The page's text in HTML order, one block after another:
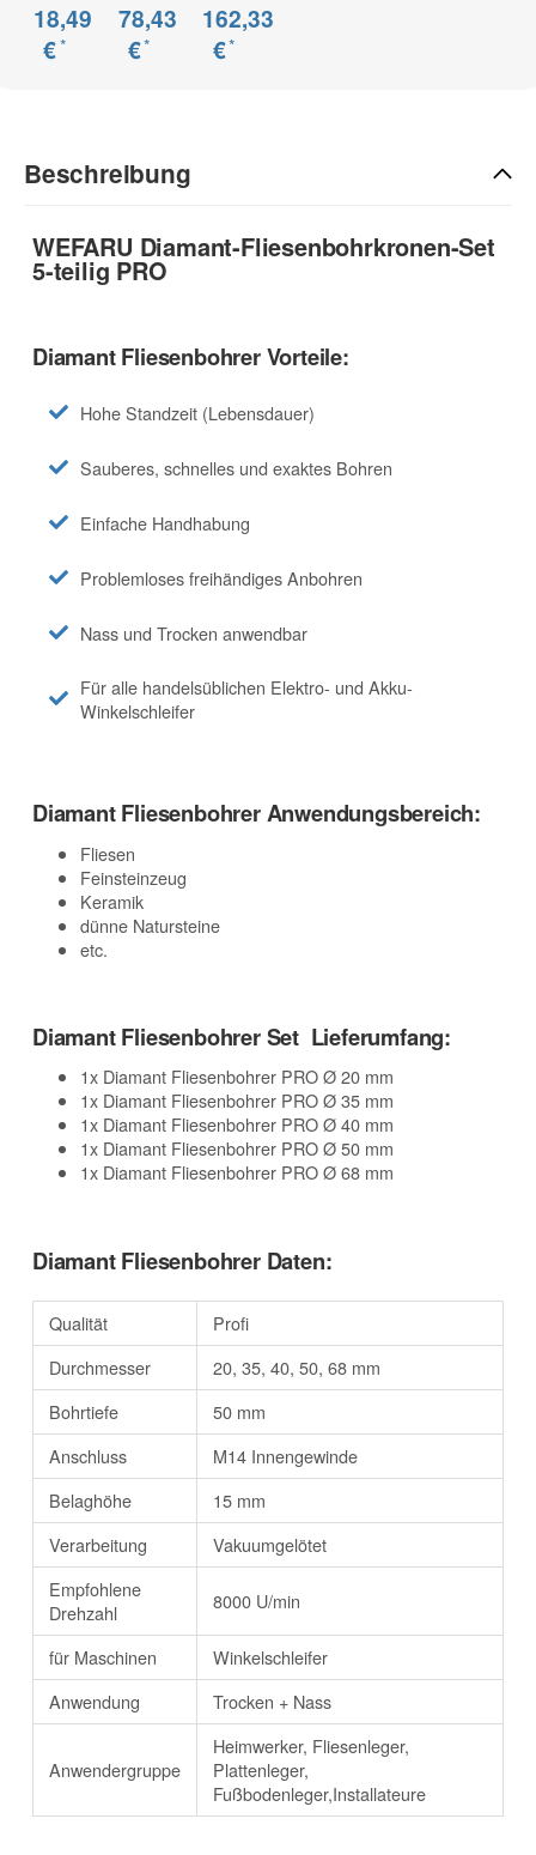
18,49
€*
78,43
€*
162,33
€*
Beschreibung
WEFARU Diamant-Fliesenbohrkronen-Set
5-teilig PRO
Diamant Fliesenbohrer Vorteile:
Hohe Standzeit (Lebensdauer)
Sauberes, schnelles und exaktes Bohren
Einfache Handhabung
Problemloses freihändiges Anbohren
Nass und Trocken anwendbar
Für alle handelsüblichen Elektro- und Akku-
Winkelschleifer
Diamant Fliesenbohrer Anwendungsbereich:
Fliesen
Feinsteinzeug
Keramik
dünne Natursteine
etc.
Diamant Fliesenbohrer Set Lieferumfang:
1x Diamant Fliesenbohrer PRO Ø 20 mm
1x Diamant Fliesenbohrer PRO Ø 35 mm
1x Diamant Fliesenbohrer PRO Ø 40 mm
1x Diamant Fliesenbohrer PRO Ø 50 mm
1x Diamant Fliesenbohrer PRO Ø 68 mm
Diamant Fliesenbohrer Daten:
Qualität
Profi
Durchmesser
20, 35, 40, 50, 68 mm
Bohrtiefe
50 mm
Anschluss
M14 Innengewinde
Belaghöhe
15 mm
Verarbeitung
Vakuumgelötet
Empfohlene
Drehzahl
8000 U/min
für Maschinen
Winkelschleifer
Anwendung
Trocken + Nass
Anwendergruppe
Heimwerker, Fliesenleger,
Plattenleger,
Fußbodenleger,Installateure